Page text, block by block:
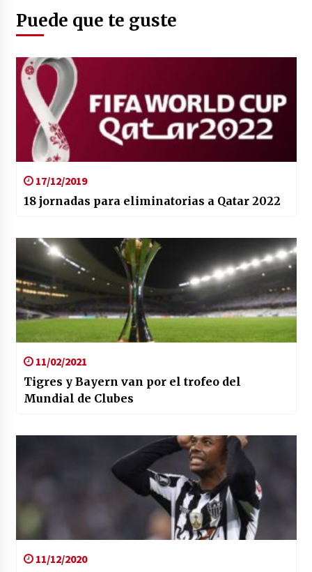
Puede que te guste
17/12/2019
18 jornadas para eliminatorias a Qatar 2022
11/02/2021
Tigres y Bayern van por el trofeo del
Mundial de Clubes
11/12/2020